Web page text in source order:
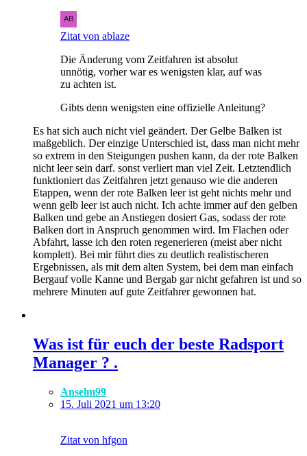
Zitat von ablaze
Die Änderung vom Zeitfahren ist absolut
unnötig, vorher war es wenigsten klar, auf was
zu achten ist.
Gibts denn wenigsten eine offizielle Anleitung?
Es hat sich auch nicht viel geändert. Der Gelbe Balken ist
maßgeblich. Der einzige Unterschied ist, dass man nicht mehr
so extrem in den Steigungen pushen kann, da der rote Balken
nicht leer sein darf. sonst verliert man viel Zeit. Letztendlich
funktioniert das Zeitfahren jetzt genauso wie die anderen
Etappen, wenn der rote Balken leer ist geht nichts mehr und
wenn gelb leer ist auch nicht. Ich achte immer auf den gelben
Balken und gebe an Anstiegen dosiert Gas, sodass der rote
Balken dort in Anspruch genommen wird. Im Flachen oder
Abfahrt, lasse ich den roten regenerieren (meist aber nicht
komplett). Bei mir führt dies zu deutlich realistischeren
Ergebnissen, als mit dem alten System, bei dem man einfach
Bergauf volle Kanne und Bergab gar nicht gefahren ist und so
mehrere Minuten auf gute Zeitfahrer gewonnen hat.
Was ist für euch der beste Radsport
Manager ? .
Anselm99
15. Juli 2021 um 13:20
Zitat von hfgon